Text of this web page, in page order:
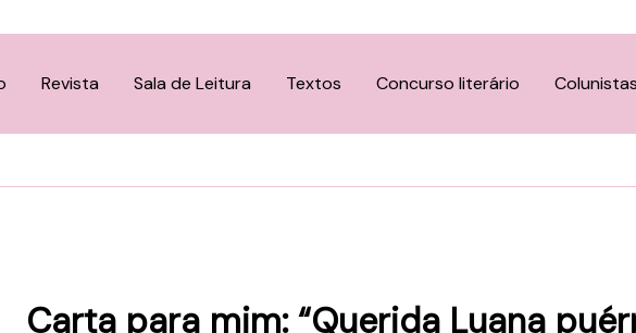
Revista Sala de Leitura Textos Concurso literário Colunistas
Carta para mim: “Querida Luana